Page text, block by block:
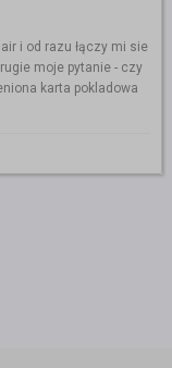
i od razu łączy mi sie
moje pytanie - czy
karta pokladowa